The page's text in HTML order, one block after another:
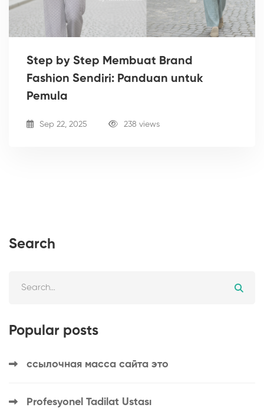
Step by Step Membuat Brand
Fashion Sendiri: Panduan untuk
Pemula
Sep 22, 2025 238 views
Search
Popular posts
ссылочная масса сайта это
Profesyonel Tadilat Ustası